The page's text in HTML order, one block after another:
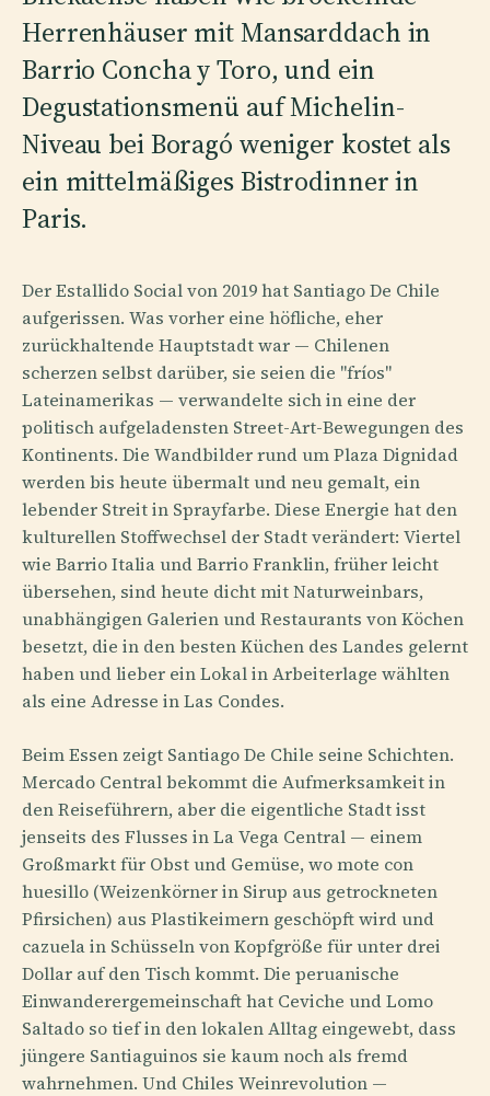
Herrenhäuser mit Mansarddach in
Barrio Concha y Toro, und ein
Degustationsmenü auf Michelin-
Niveau bei Boragó weniger kostet als
ein mittelmäßiges Bistrodinner in
Paris.
Der Estallido Social von 2019 hat Santiago De Chile
aufgerissen. Was vorher eine höfliche, eher
zurückhaltende Hauptstadt war — Chilenen
scherzen selbst darüber, sie seien die "fríos"
Lateinamerikas — verwandelte sich in eine der
politisch aufgeladensten Street-Art-Bewegungen des
Kontinents. Die Wandbilder rund um Plaza Dignidad
werden bis heute übermalt und neu gemalt, ein
lebender Streit in Sprayfarbe. Diese Energie hat den
kulturellen Stoffwechsel der Stadt verändert: Viertel
wie Barrio Italia und Barrio Franklin, früher leicht
übersehen, sind heute dicht mit Naturweinbars,
unabhängigen Galerien und Restaurants von Köchen
besetzt, die in den besten Küchen des Landes gelernt
haben und lieber ein Lokal in Arbeiterlage wählten
als eine Adresse in Las Condes.
Beim Essen zeigt Santiago De Chile seine Schichten.
Mercado Central bekommt die Aufmerksamkeit in
den Reiseführern, aber die eigentliche Stadt isst
jenseits des Flusses in La Vega Central — einem
Großmarkt für Obst und Gemüse, wo mote con
huesillo (Weizenkörner in Sirup aus getrockneten
Pfirsichen) aus Plastikeimern geschöpft wird und
cazuela in Schüsseln von Kopfgröße für unter drei
Dollar auf den Tisch kommt. Die peruanische
Einwanderergemeinschaft hat Ceviche und Lomo
Saltado so tief in den lokalen Alltag eingewebt, dass
jüngere Santiaguinos sie kaum noch als fremd
wahrnehmen. Und Chiles Weinrevolution —